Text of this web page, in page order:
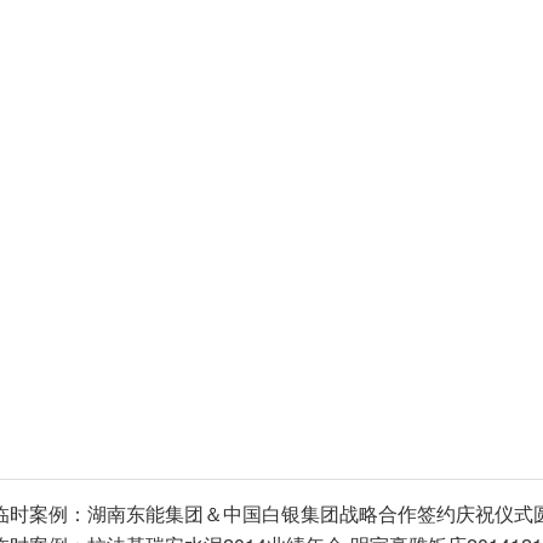
时案例： 湖南东能集团＆中国白银集团战略合作签约庆祝仪式